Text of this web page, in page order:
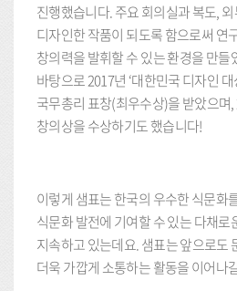
진행했습니다. 주요 회의실과 복도,
디자인한 작품이 되도록 함으로써 연
창의력을 발휘할 수 있는 환경을 만들
바탕으로 2017년 ‘대한민국 디자인
국무총리 표창(최우수상)을 받았으며,
창의상을 수상하기도 했습니다!
이렇게 샘표는 한국의 우수한 식문화
식문화 발전에 기여할 수 있는 다채로
지속하고 있는데요. 샘표는 앞으로도
더욱 가깝게 소통하는 활동을 이어나